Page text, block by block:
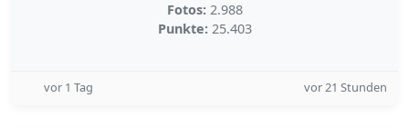
Fotos: 2.988
Punkte: 25.403
vor 1 Tag vor 21 Stunden